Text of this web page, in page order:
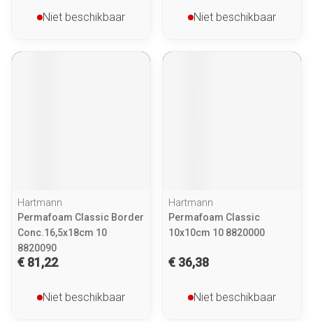
Niet beschikbaar Niet beschikbaar
Hartmann
Permafoam Classic Border
Conc.16,5x18cm 10
8820090
€ 81,22
Niet beschikbaar
Hartmann
Permafoam Classic
10x10cm 10 8820000
€ 36,38
Niet beschikbaar